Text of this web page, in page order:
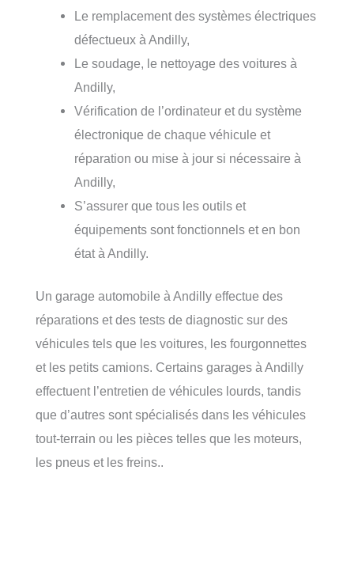
Le remplacement des systèmes électriques
défectueux à Andilly,
Le soudage, le nettoyage des voitures à
Andilly,
Vérification de l’ordinateur et du système
électronique de chaque véhicule et
réparation ou mise à jour si nécessaire à
Andilly,
S’assurer que tous les outils et
équipements sont fonctionnels et en bon
état à Andilly.
Un garage automobile à Andilly effectue des
réparations et des tests de diagnostic sur des
véhicules tels que les voitures, les fourgonnettes
et les petits camions. Certains garages à Andilly
effectuent l’entretien de véhicules lourds, tandis
que d’autres sont spécialisés dans les véhicules
tout-terrain ou les pièces telles que les moteurs,
les pneus et les freins..